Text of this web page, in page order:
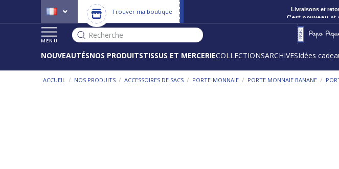
Trouver ma boutique Livraisons et
C'est nouveau et
MENU
Recherche
NOUVEAUTÉSNOS PRODUITSTISSUS ET MERCERIECOLLECTIONSARCHIVESIdées
ACCUEIL / NOS PRODUITS / ACCESSOIRES DE SACS / PORTE-MONNAIE / PORTE MONNAIE BANANE /